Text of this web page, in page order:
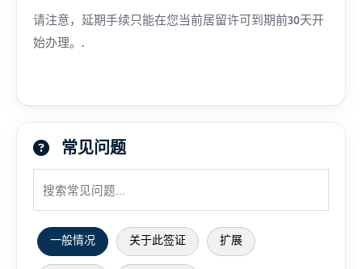
请注意，延期手续只能在您当前居留许可到期前30天开
始办理。.
常见问题
一般情况 关于此签证 扩展